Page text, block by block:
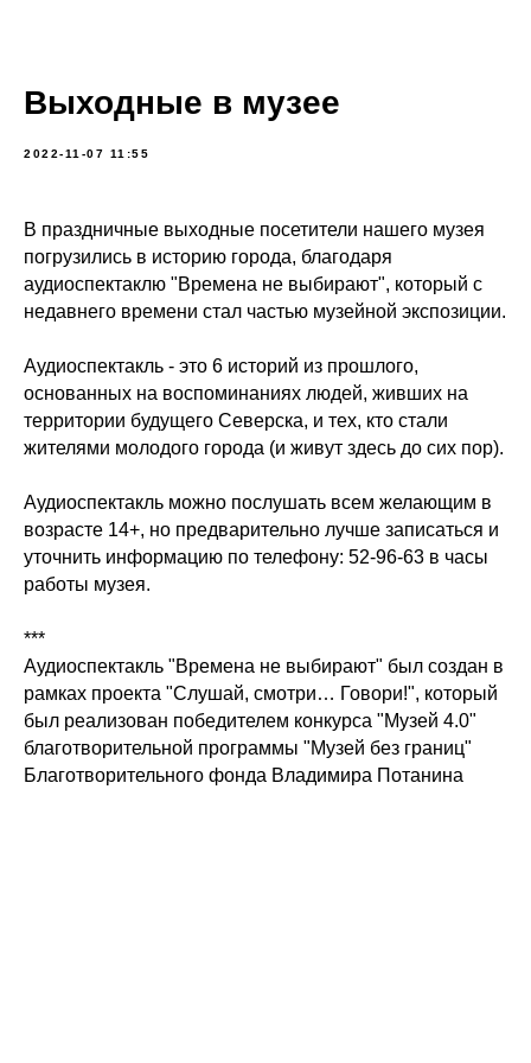
Выходные в музее
2022-11-07 11:55
В праздничные выходные посетители нашего музея
погрузились в историю города, благодаря
аудиоспектаклю "Времена не выбирают", который с
недавнего времени стал частью музейной экспозиции.
Аудиоспектакль - это 6 историй из прошлого,
основанных на воспоминаниях людей, живших на
территории будущего Северска, и тех, кто стали
жителями молодого города (и живут здесь до сих пор).
Аудиоспектакль можно послушать всем желающим в
возрасте 14+, но предварительно лучше записаться и
уточнить информацию по телефону: 52-96-63 в часы
работы музея.
***
Аудиоспектакль "Времена не выбирают" был создан в
рамках проекта "Слушай, смотри… Говори!", который
был реализован победителем конкурса "Музей 4.0"
благотворительной программы "Музей без границ"
Благотворительного фонда Владимира Потанина